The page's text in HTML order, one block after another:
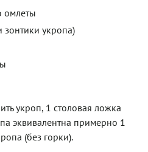
омлеты
зонтики укропа)
укроп, 1 столовая ложка
эквивалентна примерно 1
(без горки).